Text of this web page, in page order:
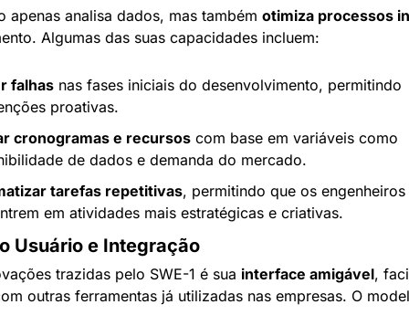
apenas analisa dados, mas também otimiza processos
Algumas das suas capacidades incluem:
falhas nas fases iniciais do desenvolvimento, permitindo
proativas.
cronogramas e recursos com base em variáveis como
de dados e demanda do mercado.
tarefas repetitivas, permitindo que os engenheiros
em atividades mais estratégicas e criativas.
Usuário e Integração
trazidas pelo SWE-1 é sua interface amigável,
outras ferramentas já utilizadas nas empresas. O